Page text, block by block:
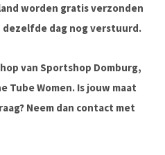
worden gratis verzonden
dezelfde dag nog verstuurd.
van Sportshop Domburg,
Tube Women. Is jouw maat
Neem dan contact met